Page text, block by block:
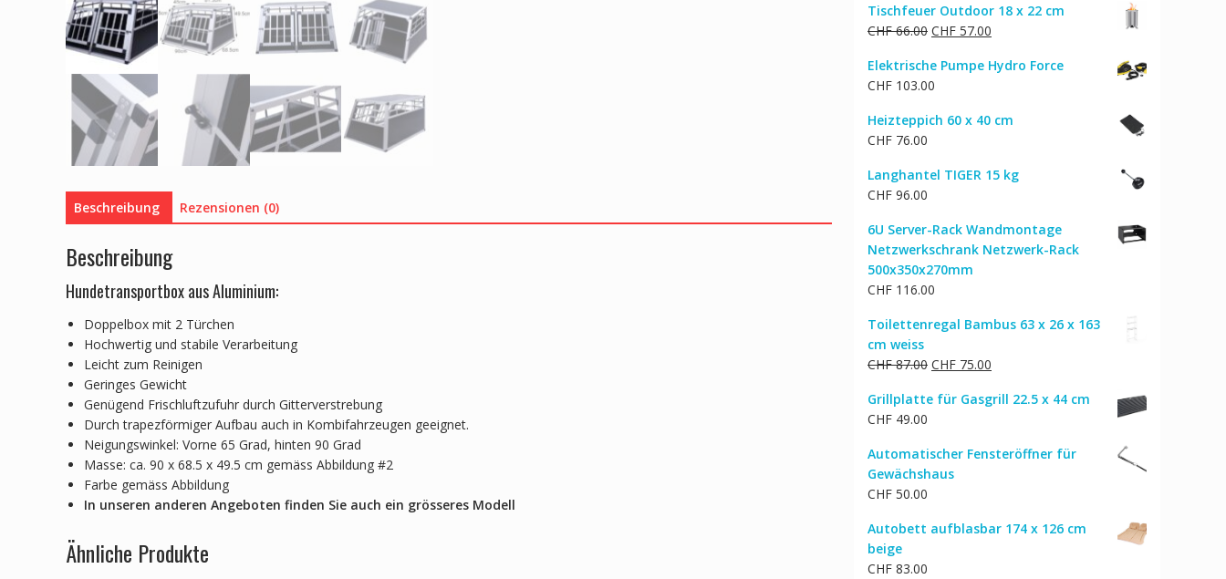
Beschreibung Rezensionen (0)
Beschreibung
Hundetransportbox aus Aluminium:
Doppelbox mit 2 Türchen
Hochwertig und stabile Verarbeitung
Leicht zum Reinigen
Geringes Gewicht
Genügend Frischluftzufuhr durch Gitterverstrebung
Durch trapezförmiger Aufbau auch in Kombifahrzeugen geeignet.
Neigungswinkel: Vorne 65 Grad, hinten 90 Grad
Masse: ca. 90 x 68.5 x 49.5 cm gemäss Abbildung #2
Farbe gemäss Abbildung
In unseren anderen Angeboten finden Sie auch ein grösseres Modell
Ähnliche Produkte
Tischfeuer Outdoor 18 x 22 cm
CHF66.00 Ursprünglicher
war:
CHF 66.00
CHF 57.00
ist:
Elektrische Pumpe Hydro Force
CHF 103.00
Heizteppich 60 x 40 cm
CHF 76.00
Langhantel TIGER 15 kg
CHF 96.00
6U Server-Rack Wandmontage
Netzwerkschrank Netzwerk-Rack
500x350x270mm
CHF 116.00
Toilettenregal Bambus 63 x 26 x 163
cm weiss
CHF87.00 Ursprünglicher
war:
CHF 75.00
ist:
Grillplatte für Gasgrill 22.5 x 44 cm
CHF 49.00
Automatischer Fensteröffner für
Gewächshaus
CHF 50.00
Autobett aufblasbar 174 x 126 cm
beige
CHF 83.00